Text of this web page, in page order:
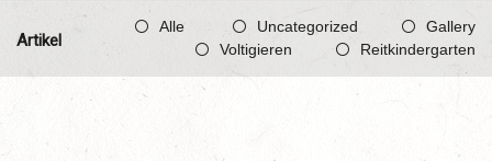
Artikel
Alle Uncategorized
Gallery
Voltigieren
Reitkindergarten